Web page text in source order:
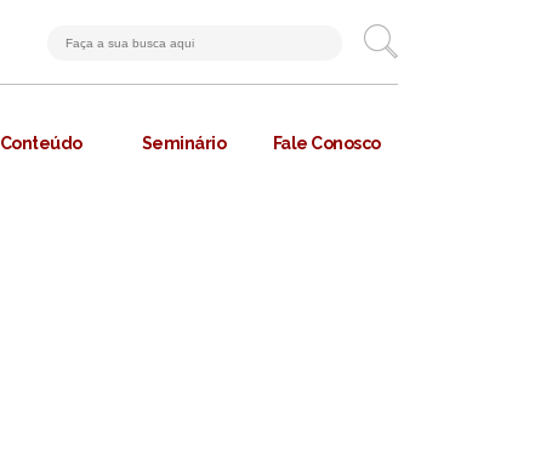
Conteúdo Seminário Fale Conosco